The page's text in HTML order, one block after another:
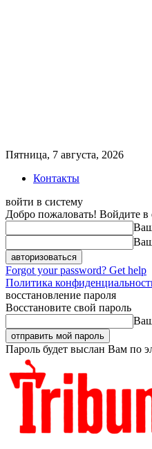
Пятница, 7 августа, 2026
Контакты
войти в систему
Добро пожаловать! Войдите
Forgot your password? Get help
Политика
восстановление пароля
Восстановите свой пароль
Пароль будет выслан Вам по